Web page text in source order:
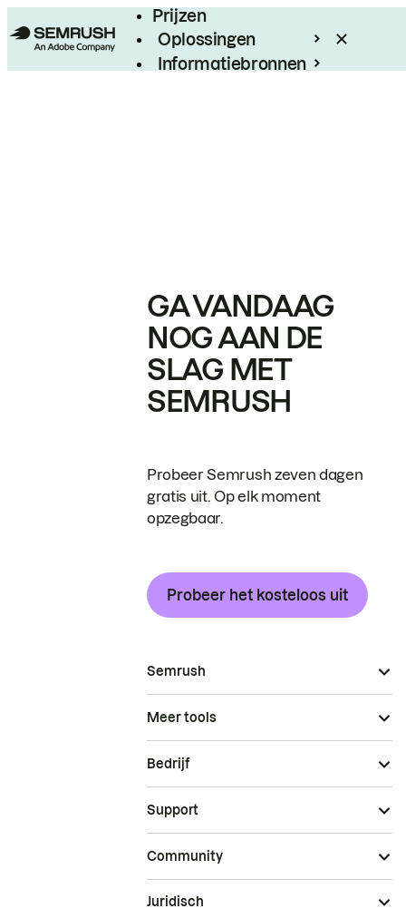
Prijzen
Oplossingen
Informatiebronnen
GA VANDAAG
NOG AAN DE
SLAG MET
SEMRUSH
Probeer Semrush zeven dagen
gratis uit. Op elk moment
opzegbaar.
Probeer het kosteloos uit
Semrush
Meer tools
Bedrijf
Support
Community
Juridisch